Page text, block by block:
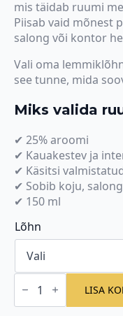
mis täidab ruumi
Piisab vaid mõnest
salong või kontor
Vali oma
see tunne, mida
Miks valida
✔ 25% aroomi
✔ Kauakestev ja
✔ Käsitsi
✔ Sobib koju,
✔ 150 ml
Lõhn
Ruumisprey
kogus LISA